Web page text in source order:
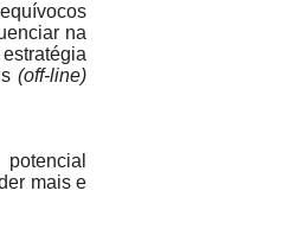
na
(off-line)
mais e